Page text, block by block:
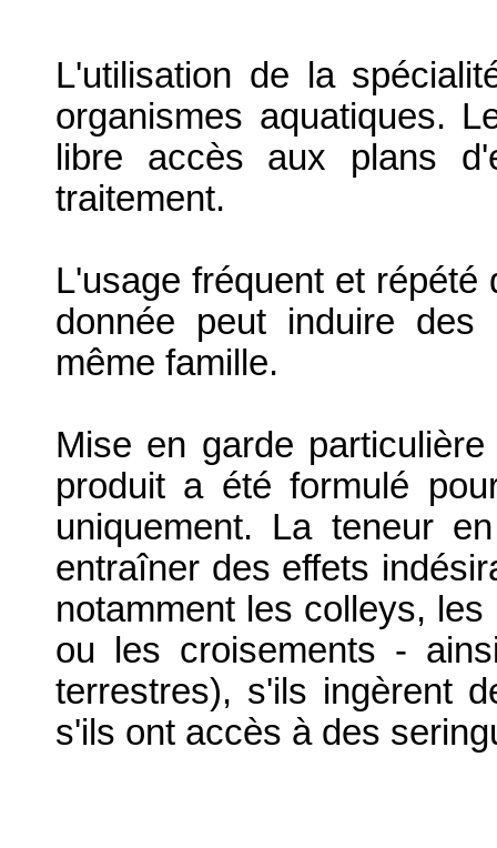
L'utilisation de la
organismes aquatiques.
libre accès aux plans
traitement.
L'usage fréquent et répété
donnée peut induire des
même famille.
Mise en garde
produit a été formulé
uniquement. La teneur
entraîner des effets
notamment les colleys,
ou les croisements -
terrestres), s'ils ingèrent
s'ils ont accès à des